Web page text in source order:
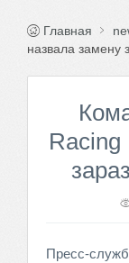
Главная
назвала замену
Racing
Пресс-